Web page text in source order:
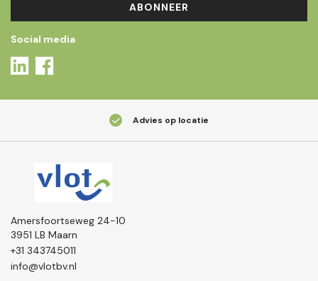
ABONNEER
Social media
Advies op locatie
Amersfoortseweg 24-10
3951 LB Maarn
+31 343745011
info@vlotbv.nl